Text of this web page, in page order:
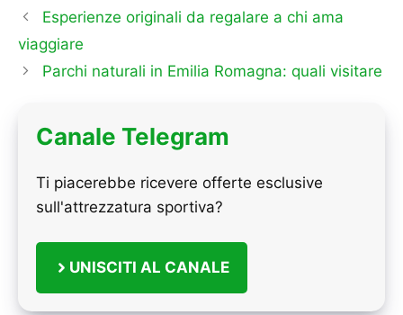
Esperienze originali da regalare a chi ama
viaggiare
Parchi naturali in Emilia Romagna: quali visitare
Canale Telegram
Ti piacerebbe ricevere offerte esclusive
sull'attrezzatura sportiva?
UNISCITI AL CANALE